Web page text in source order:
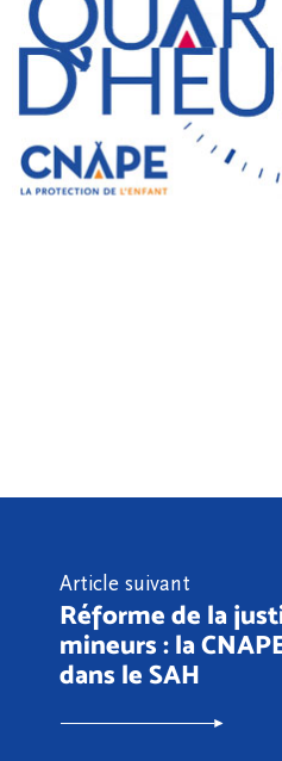
Article suivant
Réforme de la
mineurs : la
dans le SAH